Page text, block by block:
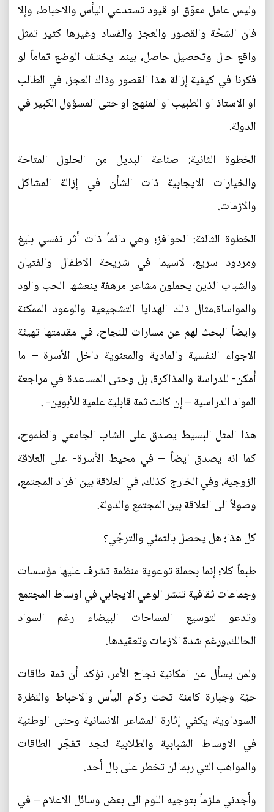
وليس عامل معوّق او قيود تستدعي اليأس والاحباط، وإلا
فان الشحّة والقصور والعجز والفساد وغيرها كثير تمثل
واقع حال وتحصيل حاصل، بينما يختلف الوضع تماماً لو
فكرنا في كيفية إزالة هذا القصور وذاك العجز، في الطالب
او الاستاذ او الطبيب او المنهج او حتى المسؤول الكبير في
الدولة.
الخطوة الثانية: صناعة البديل من الحلول المتاحة
والخيارات الايجابية ذات الشأن في إزالة المشاكل
والازمات.
الخطوة الثالثة: الحوافز؛ وهي دائماً ذات أثر نفسي بليغ
ومردود سريع، لاسيما في شريحة الاطفال والفتيان
والشباب الذين يحملون مشاعر مرهفة ينعشها الحب والود
والمواساة،مثال ذلك الهدايا التشجيعية والوعود الممكنة
وايضاً البحث لهم عن مسارات للنجاح، في مقدمتها تهيئة
الاجواء النفسية والمادية والمعنوية داخل الأسرة – ما
أمكن- للدراسة والمذاكرة، بل وحتى المساعدة في مراجعة
المواد الدراسية – إن كانت ثمة قابلية علمية للأبوين- .
هذا المثل البسيط يصدق على الشاب الجامعي والطموح،
كما انه يصدق ايضاً – في محيط الأسرة- على العلاقة
الزوجية، وفي الخارج كذلك، في العلاقة بين افراد المجتمع،
وصولاً الى العلاقة بين المجتمع والدولة.
كل هذا؛ هل يحصل بالتمنّي والترجّي؟
طبعاً كلا؛ إنما بحملة توعوية منظمة تشرف عليها مؤسسات
وجماعات ثقافية تنشر الوعي الايجابي في اوساط المجتمع
وتدعو لتوسيع المساحات البيضاء رغم السواد
الحالك،ورغم شدة الازمات وتعقيدها.
ولمن يسأل عن امكانية نجاح الأمر، نؤكد أن ثمة طاقات
حيّة وجبارة كامنة تحت ركام اليأس والاحباط والنظرة
السوداوية، يكفي إثارة المشاعر الانسانية وحتى الوطنية
في الاوساط الشبابية والطلابية لنجد تفجّر الطاقات
والمواهب التي ربما لن تخطر على بال أحد.
وأجدني ملزماً بتوجيه اللوم الى بعض وسائل الاعلام – في